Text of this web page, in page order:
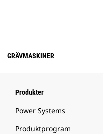
GRÄVMASKINER
Produkter
Power Systems
Produktprogram